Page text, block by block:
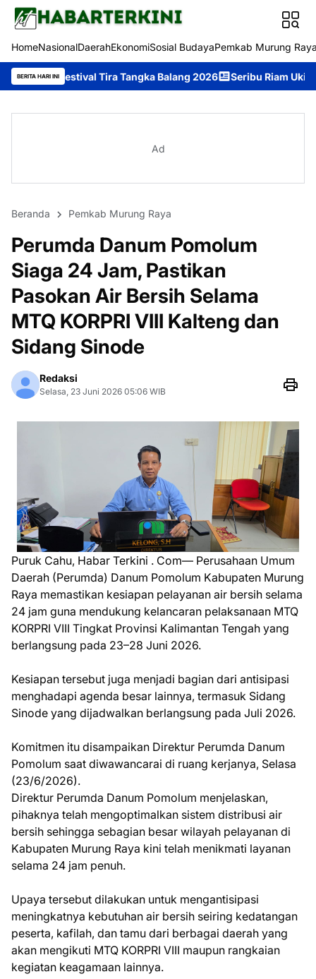
HomeNasionalDaerahEkonomiSosial BudayaPemkab Murung
BERITA HARI INI
Tira Tangka Balang 2026 Seribu Riam Ukir Prestasi di
Ad
Beranda Pemkab Murung Raya
Perumda Danum Pomolum
Siaga 24 Jam, Pastikan
Pasokan Air Bersih Selama
MTQ KORPRI VIII Kalteng dan
Sidang Sinode
Redaksi
Selasa, 23 Juni 2026 05:06 WIB
Puruk Cahu, Habar Terkini . Com–– Perusahaan Umum
Daerah (Perumda) Danum Pomolum Kabupaten Murung
Raya memastikan kesiapan pelayanan air bersih selama
24 jam guna mendukung kelancaran pelaksanaan MTQ
KORPRI VIII Tingkat Provinsi Kalimantan Tengah yang
berlangsung pada 23–28 Juni 2026.
Kesiapan tersebut juga menjadi bagian dari antisipasi
menghadapi agenda besar lainnya, termasuk Sidang
Sinode yang dijadwalkan berlangsung pada Juli 2026.
Komitmen itu disampaikan Direktur Perumda Danum
Pomolum saat diwawancarai di ruang kerjanya, Selasa
(23/6/2026).
Direktur Perumda Danum Pomolum menjelaskan,
pihaknya telah mengoptimalkan sistem distribusi air
bersih sehingga sebagian besar wilayah pelayanan di
Kabupaten Murung Raya kini telah menikmati layanan
selama 24 jam penuh.
Upaya tersebut dilakukan untuk mengantisipasi
meningkatnya kebutuhan air bersih seiring kedatangan
peserta, kafilah, dan tamu dari berbagai daerah yang
akan mengikuti MTQ KORPRI VIII maupun rangkaian
kegiatan keagamaan lainnya.